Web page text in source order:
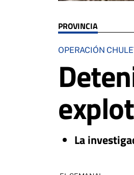
PROVINCIA
OPERACIÓN
La